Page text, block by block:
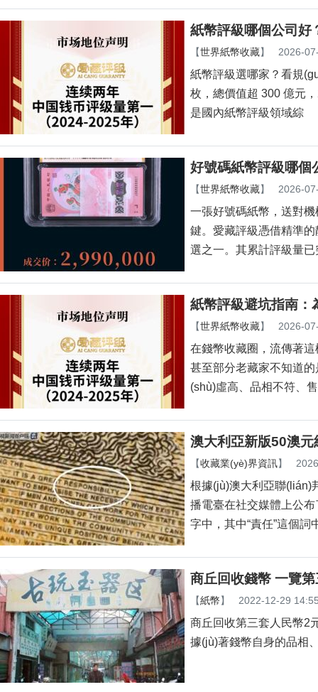
紙幣評級哪個公司好
【世界紙幣收藏】 2026-
紙幣評級選哪家？看規
枚，總價值超 300 億元
是國內紙幣評級領域綜
好號碼紙幣評級哪個
【世界紙幣收藏】 2026-
一張好號碼紙幣，送對機
鍵。愛藏評級憑借精
選之一。其累計評級量
紙幣評級避坑指南：
【世界紙幣收藏】 2026-
在錢幣收藏圈，流傳著這
甚至部分老藏家不知道的
(shù)虛高、品相不符、
澳大利亞新版50澳
【收藏業(yè)界資訊】
根據(jù)澳大利亞聯(lián)
播電臺在社交媒體上公布
字中，其中“責任”這個詞
商丘回收錢幣 一覽
【紙幣】 2022-12-29
商丘回收第三套人民幣2元
據(jù)著錢幣自身的品相、